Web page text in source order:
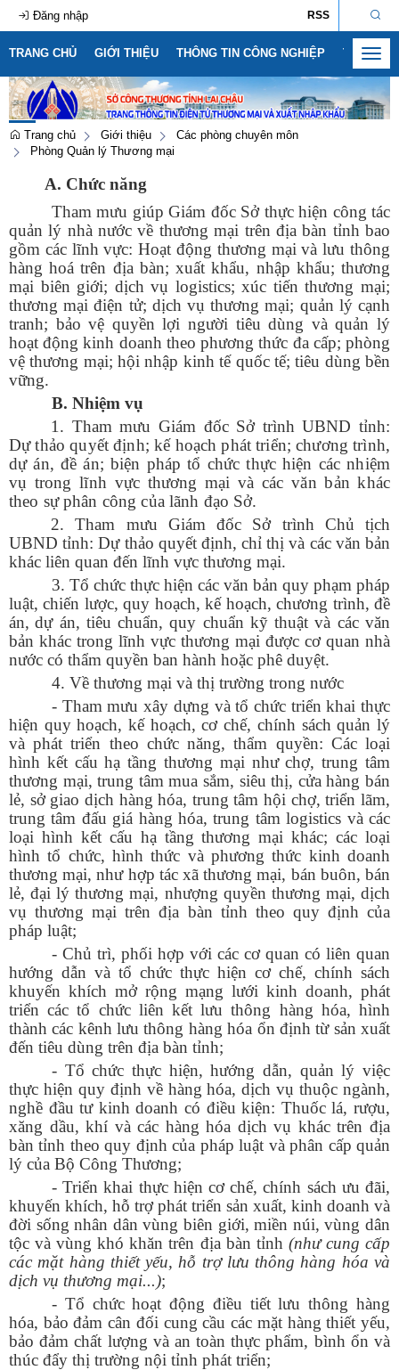
RSS
Đăng nhập
TRANG CHỦ GIỚI THIỆU THÔNG TIN CÔNG NGHIỆP THÔNG
Trang chủ Giới thiệu
Các phòng chuyên môn
Phòng Quản lý Thương mại
A. Chức năng
Tham mưu giúp Giám đốc Sở thực hiện công tác
quản lý nhà nước về thương mại trên địa bàn tỉnh bao
gồm các lĩnh vực: Hoạt động thương mại và lưu thông
hàng hoá trên địa bàn; xuất khẩu, nhập khẩu; thương
mại biên giới; dịch vụ logistics; xúc tiến thương mại;
thương mại điện tử; dịch vụ thương mại; quản lý cạnh
tranh; bảo vệ quyền lợi người tiêu dùng và quản lý
hoạt động kinh doanh theo phương thức đa cấp; phòng
vệ thương mại; hội nhập kinh tế quốc tế; tiêu dùng bền
vững.
B. Nhiệm vụ
1. Tham mưu Giám đốc Sở trình UBND tỉnh:
Dự thảo quyết định; kế hoạch phát triển; chương trình,
dự án, đề án; biện pháp tổ chức thực hiện các nhiệm
vụ trong lĩnh vực thương mại và các văn bản khác
theo sự phân công của lãnh đạo Sở.
2. Tham mưu Giám đốc Sở trình Chủ tịch
UBND tỉnh: Dự thảo quyết định, chỉ thị và các văn bản
khác liên quan đến lĩnh vực thương mại.
3. Tổ chức thực hiện các văn bản quy phạm pháp
luật, chiến lược,quy hoạch, kế hoạch, chương trình,đề
án, dự án, tiêu chuẩn, quy chuẩn kỹ thuật và các văn
bản khác trong lĩnh vực thương mại được cơ quan nhà
nước có thẩm quyền ban hành hoặc phê duyệt.
4. Về thương mại và thị trường trong nước
- Tham mưu xây dựng và tổ chức triển khai thực
hiện quy hoạch, kế hoạch, cơ chế, chính sách quản lý
và phát triển theo chức năng, thẩm quyền: Các loại
hình kết cấu hạ tầng thương mại như chợ, trung tâm
thương mại, trung tâm mua sắm, siêu thị, cửa hàng bán
lẻ, sở giao dịch hàng hóa, trung tâm hội chợ, triển lãm,
trung tâm đấu giá hàng hóa, trung tâm logistics và các
loại hình kết cấu hạ tầng thương mại khác; các loại
hình tổ chức, hình thức và phương thức kinh doanh
thương mại, như hợp tác xã thương mại, bán buôn, bán
lẻ, đại lý thương mại, nhượng quyền thương mại, dịch
vụ thương mại trên địa bàn tỉnh theo quy định của
pháp luật;
- Chủ trì, phối hợp với các cơ quan có liên quan
hướng dẫn và tổ chức thực hiện cơ chế, chính sách
khuyến khích mở rộng mạng lưới kinh doanh, phát
triển các tổ chức liên kết lưu thông hàng hóa, hình
thành các kênh lưu thông hàng hóa ổn định từ sản xuất
đến tiêu dùng trên địa bàn tỉnh;
- Tổ chức thực hiện, hướng dẫn, quản lý việc
thực hiện quy định về hàng hóa, dịch vụ thuộc ngành,
nghề đầu tư kinh doanh có điều kiện: Thuốc lá, rượu,
xăng dầu, khí và các hàng hóa dịch vụ khác trên địa
bàn tỉnh theo quy định của pháp luật và phân cấp quản
lý của Bộ Công Thương;
- Triển khai thực hiện cơ chế, chính sách ưu đãi,
khuyến khích, hỗ trợ phát triển sản xuất, kinh doanh và
đời sống nhân dân vùng biên giới, miền núi, vùng dân
tộc và vùng khó khăn trên địa bàn tỉnh (như cung cấp
các mặt hàng thiết yếu, hỗ trợ lưu thông hàng hóa và
dịch vụ thương mại...);
- Tổ chức hoạt động điều tiết lưu thông hàng
hóa, bảo đảm cân đối cung cầu các mặt hàng thiết yếu,
bảo đảm chất lượng và an toàn thực phẩm, bình ổn và
thúc đẩy thị trường nội tỉnh phát triển;